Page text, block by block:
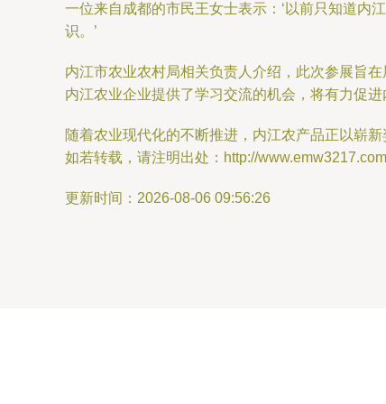
一位来自成都的市民王女士表示：‘以前只知道内
识。’
内江市农业农村局相关负责人介绍，此次参展旨
内江农业企业提供了学习交流的机会，将有力促进
随着农业现代化的不断推进，内江农产品正以崭
如若转载，请注明出处：http://
更新时间：2026-08-06 09:56:26